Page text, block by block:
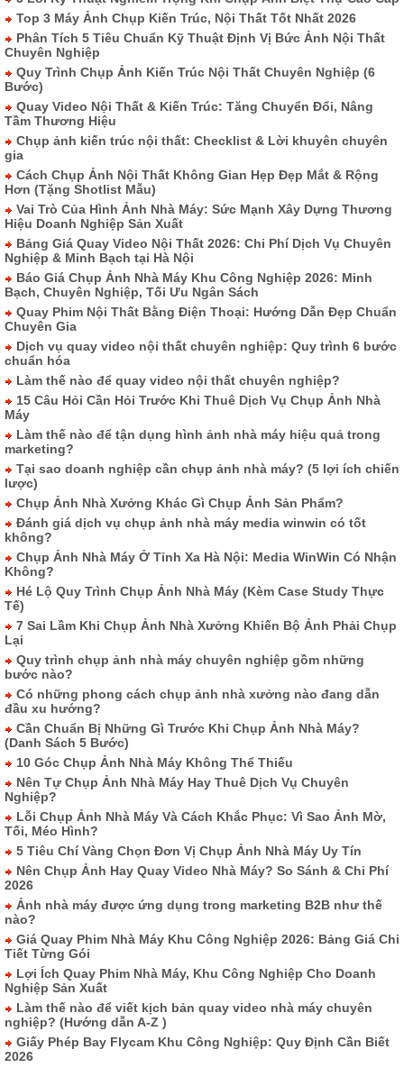
Top 3 Máy Ảnh Chụp Kiến Trúc, Nội Thất Tốt Nhất 2026
Phân Tích 5 Tiêu Chuẩn Kỹ Thuật Định Vị Bức Ảnh Nội Thất
Chuyên Nghiệp
Quy Trình Chụp Ảnh Kiến Trúc Nội Thất Chuyên Nghiệp (6
Bước)
Quay Video Nội Thất & Kiến Trúc: Tăng Chuyển Đổi, Nâng
Tầm Thương Hiệu
Chụp ảnh kiến trúc nội thất: Checklist & Lời khuyên chuyên
gia
Cách Chụp Ảnh Nội Thất Không Gian Hẹp Đẹp Mắt & Rộng
Hơn (Tặng Shotlist Mẫu)
Vai Trò Của Hình Ảnh Nhà Máy: Sức Mạnh Xây Dựng Thương
Hiệu Doanh Nghiệp Sản Xuất
Bảng Giá Quay Video Nội Thất 2026: Chi Phí Dịch Vụ Chuyên
Nghiệp & Minh Bạch tại Hà Nội
Báo Giá Chụp Ảnh Nhà Máy Khu Công Nghiệp 2026: Minh
Bạch, Chuyên Nghiệp, Tối Ưu Ngân Sách
Quay Phim Nội Thất Bằng Điện Thoại: Hướng Dẫn Đẹp Chuẩn
Chuyên Gia
Dịch vụ quay video nội thất chuyên nghiệp: Quy trình 6 bước
chuẩn hóa
Làm thế nào để quay video nội thất chuyên nghiệp?
15 Câu Hỏi Cần Hỏi Trước Khi Thuê Dịch Vụ Chụp Ảnh Nhà
Máy
Làm thế nào để tận dụng hình ảnh nhà máy hiệu quả trong
marketing?
Tại sao doanh nghiệp cần chụp ảnh nhà máy? (5 lợi ích chiến
lược)
Chụp Ảnh Nhà Xưởng Khác Gì Chụp Ảnh Sản Phẩm?
Đánh giá dịch vụ chụp ảnh nhà máy media winwin có tốt
không?
Chụp Ảnh Nhà Máy Ở Tỉnh Xa Hà Nội: Media WinWin Có Nhận
Không?
Hé Lộ Quy Trình Chụp Ảnh Nhà Máy (Kèm Case Study Thực
Tế)
7 Sai Lầm Khi Chụp Ảnh Nhà Xưởng Khiến Bộ Ảnh Phải Chụp
Lại
Quy trình chụp ảnh nhà máy chuyên nghiệp gồm những
bước nào?
Có những phong cách chụp ảnh nhà xưởng nào đang dẫn
đầu xu hướng?
Cần Chuẩn Bị Những Gì Trước Khi Chụp Ảnh Nhà Máy?
(Danh Sách 5 Bước)
10 Góc Chụp Ảnh Nhà Máy Không Thể Thiếu
Nên Tự Chụp Ảnh Nhà Máy Hay Thuê Dịch Vụ Chuyên
Nghiệp?
Lỗi Chụp Ảnh Nhà Máy Và Cách Khắc Phục: Vì Sao Ảnh Mờ,
Tối, Méo Hình?
5 Tiêu Chí Vàng Chọn Đơn Vị Chụp Ảnh Nhà Máy Uy Tín
Nên Chụp Ảnh Hay Quay Video Nhà Máy? So Sánh & Chi Phí
2026
Ảnh nhà máy được ứng dụng trong marketing B2B như thế
nào?
Giá Quay Phim Nhà Máy Khu Công Nghiệp 2026: Bảng Giá Chi
Tiết Từng Gói
Lợi Ích Quay Phim Nhà Máy, Khu Công Nghiệp Cho Doanh
Nghiệp Sản Xuất
Làm thế nào để viết kịch bản quay video nhà máy chuyên
nghiệp? (Hướng dẫn A-Z )
Giấy Phép Bay Flycam Khu Công Nghiệp: Quy Định Cần Biết
2026